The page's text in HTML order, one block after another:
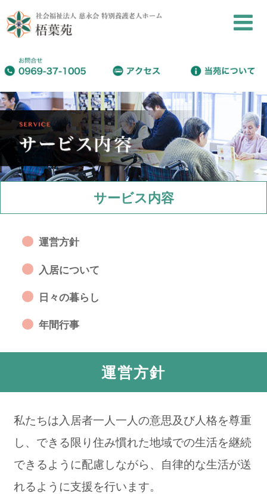
サービス内容
運営方針
入居について
日々の暮らし
年間行事
運営方針
私たちは入居者一人一人の意思及び人格を尊重
し、できる限り住み慣れた地域での生活を継続
できるように配慮しながら、自律的な生活が送
れるように支援を行います。